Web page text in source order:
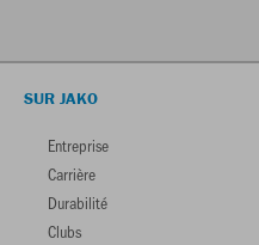
SUR JAKO
Entreprise
Carrière
Durabilité
Clubs